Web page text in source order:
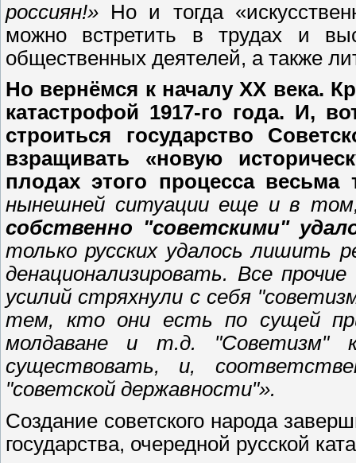
россиян!» Но и тогда
можно встретить в трудах и
общественных деятелей, а также
Но вернёмся к началу ХХ века.
катастрофой 1917-го года. И,
строиться государство
взращивать «новую
плодах этого процесса
нынешней ситуации еще и в
собственно "советскими"
только русских удалось лишить
денационализировать. Все
усилий стряхнули с себя
тем, кто они есть по сущей
молдаване и т.д. "Советизм"
существовать, и,
"советской державности"».
Создание советского народа
государства, очередной русской